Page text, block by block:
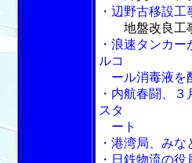
・辺野古移設
地盤改良工
・浪速タンカ
ルコ
ール消毒液を
・内航春闘、
スタ
ート
・港湾局、み
・日鉄物流の役